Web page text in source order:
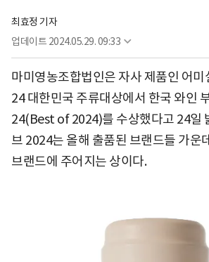
최효정 기자
업데이트 2024.05.29. 09:33
마미영농조합법인은 자사 제품인 어
24 대한민국 주류대상에서 한국 와인
24(Best of 2024)를 수상했다고 24일
브 2024는 올해 출품된 브랜드들 가운
브랜드에 주어지는 상이다.